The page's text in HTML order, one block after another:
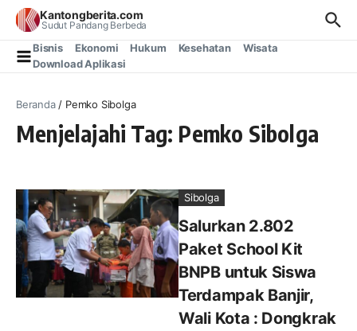
Lewati ke konten
Kantongberita.com
Sudut Pandang Berbeda
Bisnis Ekonomi Hukum Kesehatan
Wisata
Download Aplikasi
Beranda/ Pemko Sibolga
Menjelajahi Tag: Pemko Sibolga
Sibolga
Salurkan 2.802
Paket School Kit
BNPB untuk Siswa
Terdampak Banjir,
Wali Kota : Dongkrak